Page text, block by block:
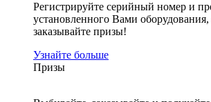
Регистрируйте серийный номер и
установленного Вами
заказывайте призы!
Узнайте больше
Призы